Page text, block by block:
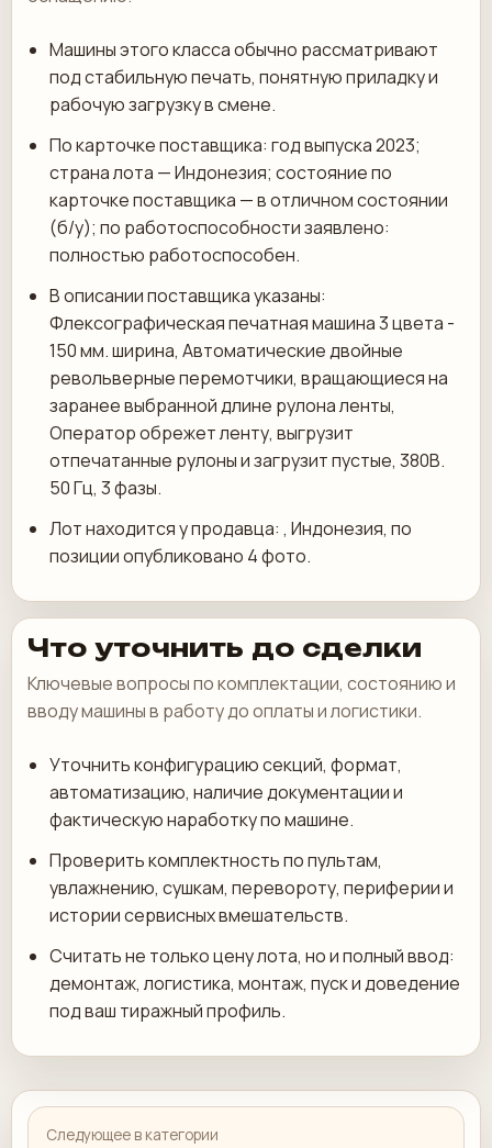
Машины этого класса обычно рассматривают
под стабильную печать, понятную приладку и
рабочую загрузку в смене.
По карточке поставщика: год выпуска 2023;
страна лота — Индонезия; состояние по
карточке поставщика — в отличном состоянии
(б/у); по работоспособности заявлено:
полностью работоспособен.
В описании поставщика указаны:
Флексографическая печатная машина 3 цвета -
150 мм. ширина, Автоматические двойные
револьверные перемотчики, вращающиеся на
заранее выбранной длине рулона ленты,
Оператор обрежет ленту, выгрузит
отпечатанные рулоны и загрузит пустые, 380В.
50 Гц, 3 фазы.
Лот находится у продавца: , Индонезия, по
позиции опубликовано 4 фото.
Что уточнить до сделки
Ключевые вопросы по комплектации, состоянию и
вводу машины в работу до оплаты и логистики.
Уточнить конфигурацию секций, формат,
автоматизацию, наличие документации и
фактическую наработку по машине.
Проверить комплектность по пультам,
увлажнению, сушкам, перевороту, периферии и
истории сервисных вмешательств.
Считать не только цену лота, но и полный ввод:
демонтаж, логистика, монтаж, пуск и доведение
под ваш тиражный профиль.
Следующее в категории